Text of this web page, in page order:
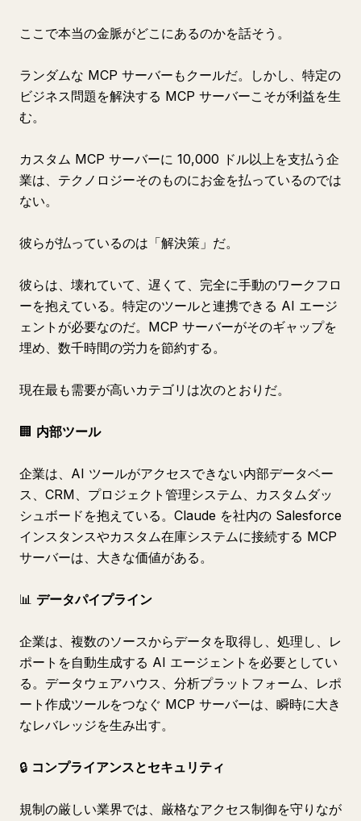
ここで本当の金脈がどこにあるのかを話そう。
ランダムな MCP サーバーもクールだ。しかし、特定の
ビジネス問題を解決する MCP サーバーこそが利益を生
む。
カスタム MCP サーバーに 10,000 ドル以上を支払う企
業は、テクノロジーそのものにお金を払っているのでは
ない。
彼らが払っているのは「解決策」だ。
彼らは、壊れていて、遅くて、完全に手動のワークフロ
ーを抱えている。特定のツールと連携できる AI エージ
ェントが必要なのだ。MCP サーバーがそのギャップを
埋め、数千時間の労力を節約する。
現在最も需要が高いカテゴリは次のとおりだ。
🏢 内部ツール
企業は、AI ツールがアクセスできない内部データベー
ス、CRM、プロジェクト管理システム、カスタムダッ
シュボードを抱えている。Claude を社内の Salesforce
インスタンスやカスタム在庫システムに接続する MCP
サーバーは、大きな価値がある。
📊 データパイプライン
企業は、複数のソースからデータを取得し、処理し、レ
ポートを自動生成する AI エージェントを必要としてい
る。データウェアハウス、分析プラットフォーム、レポ
ート作成ツールをつなぐ MCP サーバーは、瞬時に大き
なレバレッジを生み出す。
🔒 コンプライアンスとセキュリティ
規制の厳しい業界では、厳格なアクセス制御を守りなが